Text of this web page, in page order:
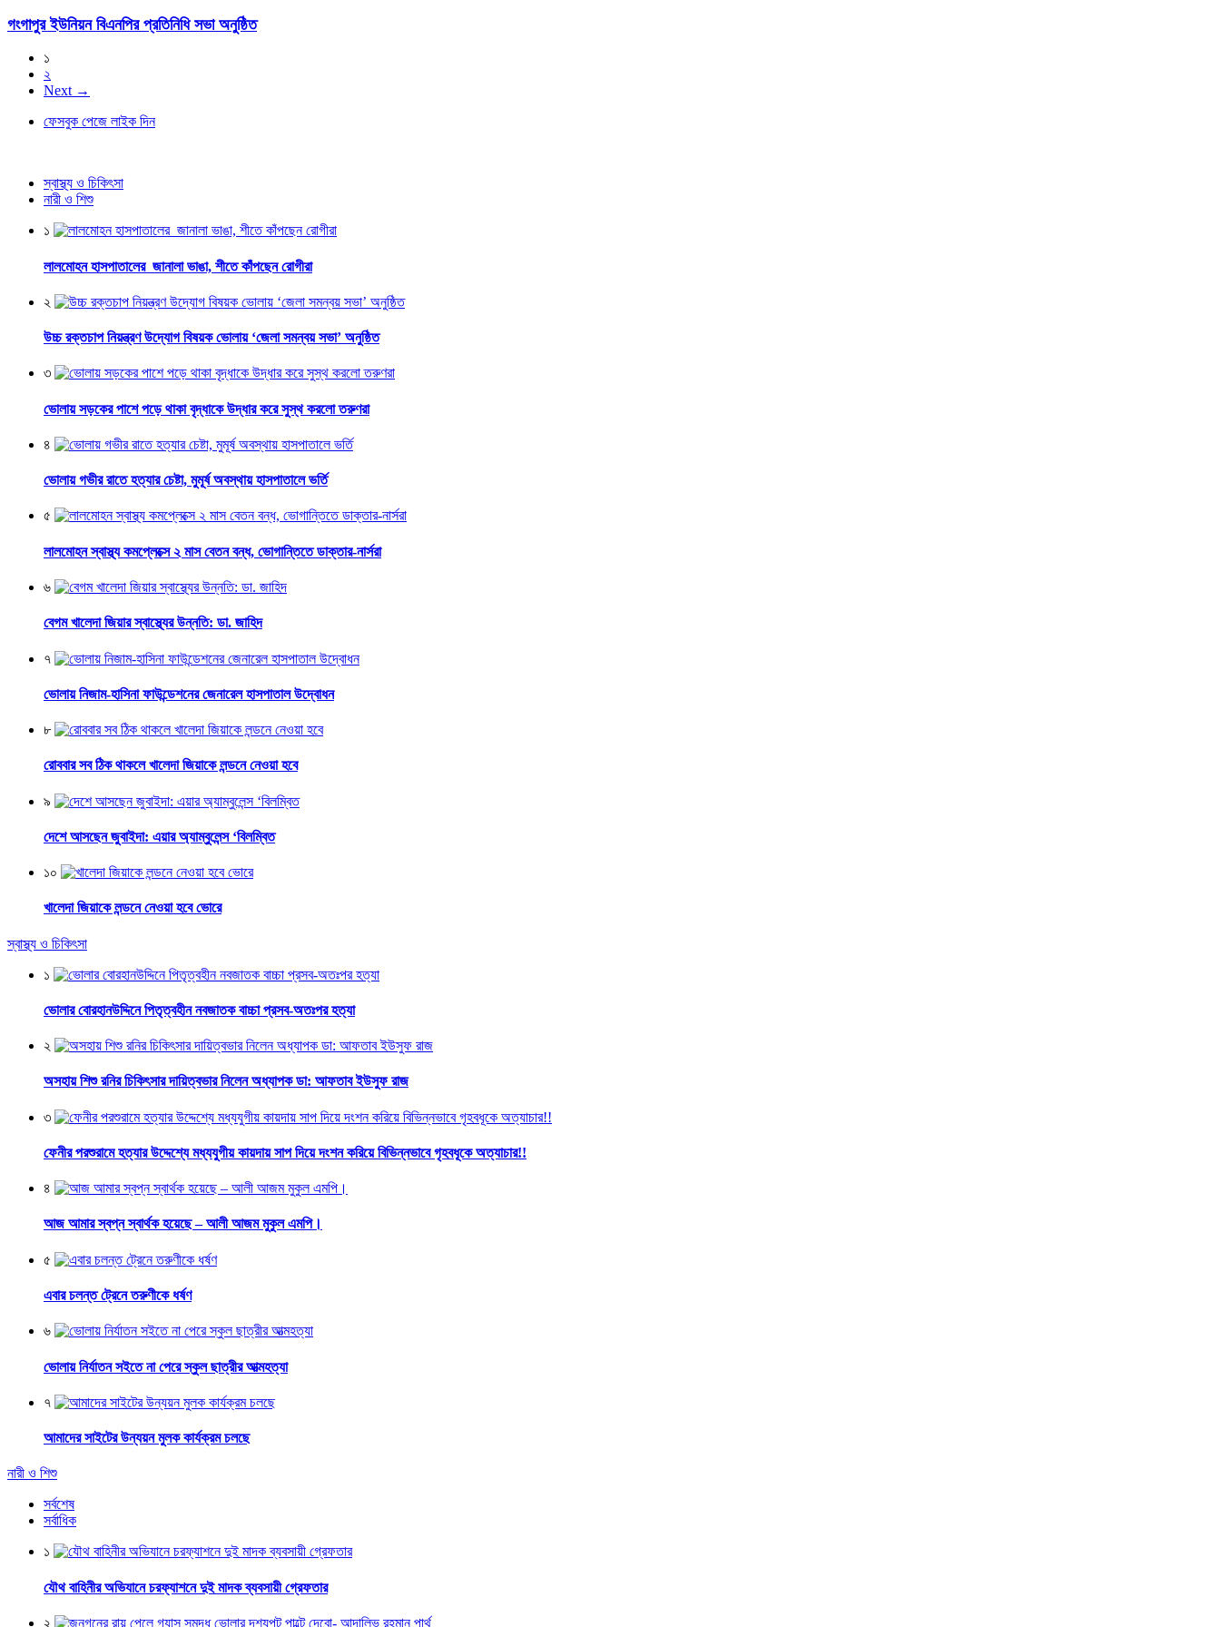
গংগাপুর ইউনিয়ন বিএনপির প্রতিনিধি সভা অনুষ্ঠিত
১
২
Next →
ফেসবুক পেজে লাইক দিন
স্বাস্থ্য ও চিকিৎসা
নারী ও শিশু
১
লালমোহন হাসপাতালের জানালা ভাঙা, শীতে কাঁপছেন রোগীরা
২
উচ্চ রক্তচাপ নিয়ন্ত্রণ উদ্যোগ বিষয়ক ভোলায় ‘জেলা সমন্বয় সভা’ অনুষ্ঠিত
৩
ভোলায় সড়কের পাশে পড়ে থাকা বৃদ্ধাকে উদ্ধার করে সুস্থ করলো তরুণরা
৪
ভোলায় গভীর রাতে হত্যার চেষ্টা, মুমূর্ষ অবস্থায় হাসপাতালে ভর্তি
৫
লালমোহন স্বাস্থ্য কমপ্লেক্সে ২ মাস বেতন বন্ধ, ভোগান্তিতে ডাক্তার-নার্সরা
৬
বেগম খালেদা জিয়ার স্বাস্থ্যের উন্নতি: ডা. জাহিদ
৭
ভোলায় নিজাম-হাসিনা ফাউন্ডেশনের জেনারেল হাসপাতাল উদ্বোধন
৮
রোববার সব ঠিক থাকলে খালেদা জিয়াকে লন্ডনে নেওয়া হবে
৯
দেশে আসছেন জুবাইদা: এয়ার অ্যাম্বুলেন্স ‘বিলম্বিত
১০
খালেদা জিয়াকে লন্ডনে নেওয়া হবে ভোরে
স্বাস্থ্য ও চিকিৎসা
১
ভোলার বোরহানউদ্দিনে পিতৃত্বহীন নবজাতক বাচ্চা প্রসব-অতঃপর হত্যা
২
অসহায় শিশু রনির চিকিৎসার দায়িত্বভার নিলেন অধ্যাপক ডা: আফতাব ইউসুফ রাজ
৩
ফেনীর পরশুরামে হত্যার উদ্দেশ্যে মধ্যযুগীয় কায়দায় সাপ দিয়ে দংশন করিয়ে বিভিন্নভাবে গৃহবধূকে অত্যাচার!!
৪
আজ আমার স্বপ্ন স্বার্থক হয়েছে – আলী আজম মুকুল এমপি।
৫
এবার চলন্ত ট্রেনে তরুণীকে ধর্ষণ
৬
ভোলায় নির্যাতন সইতে না পেরে স্কুল ছাত্রীর আত্মহত্যা
৭
আমাদের সাইটের উন্যয়ন মুলক কার্যক্রম চলছে
নারী ও শিশু
সর্বশেষ
সর্বাধিক
১
যৌথ বাহিনীর অভিযানে চরফ্যাশনে দুই মাদক ব্যবসায়ী গ্রেফতার
২